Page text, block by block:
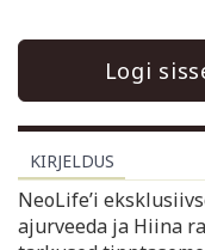
Logi
KIRJELDUS
NeoLife’i
ajurveeda ja Hiina